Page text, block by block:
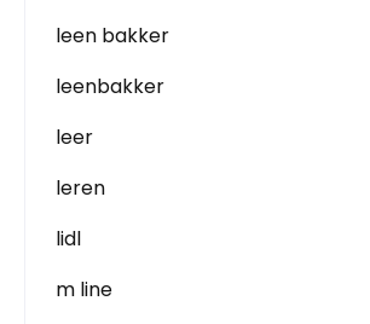
leen bakker
leenbakker
leer
leren
lidl
m line